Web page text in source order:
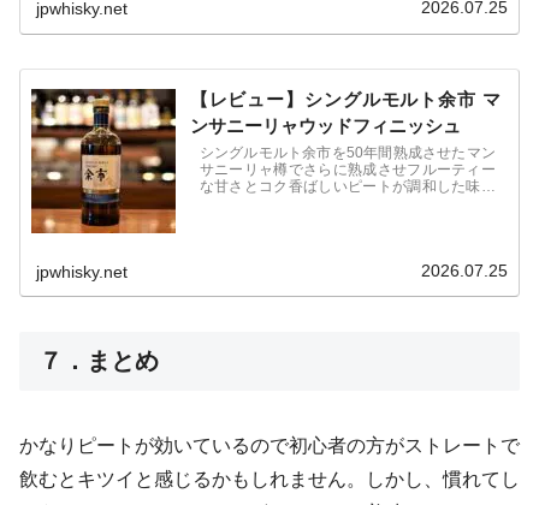
jpwhisky.net 2026.07.25
【レビュー】シングルモルト余市 マ
ンサニーリャウッドフィニッシュ
シングルモルト余市を50年間熟成させたマン
サニーリャ樽でさらに熟成させフルーティー
な甘さとコク香ばしいピートが調和した味わ
jpwhisky.net 2026.07.25
７．まとめ
かなりピートが効いているので初心者の方がストレートで
飲むとキツイと感じるかもしれません。しかし、慣れてし